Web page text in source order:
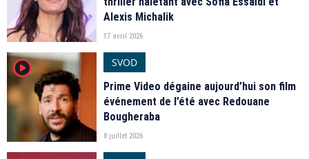
Alexis Michalik
17 avril 2026
player2
SVOD
Prime Video dégaine aujourd’hui son film
événement de l’été avec Redouane
Bougheraba
8 juillet 2026